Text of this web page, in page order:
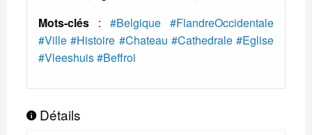
Mots-clés : #Belgique #FlandreOccidentale
#Ville #Histoire #Chateau #Cathedrale #Eglise
#Vleeshuis#Beffroi
Détails